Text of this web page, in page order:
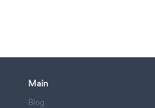
Main
Blog